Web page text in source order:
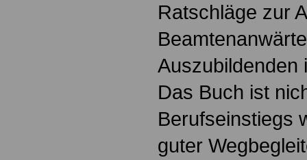
Ratschläge zur
Auszubildenden
Das Buch ist
Berufseinstiegs
guter